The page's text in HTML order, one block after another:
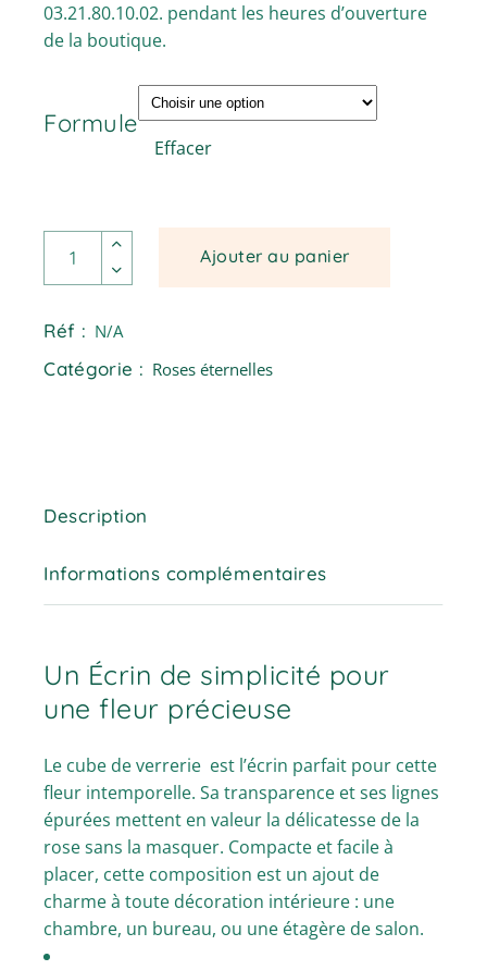
03.21.80.10.02. pendant les heures d’ouverture
de la boutique.
Formule
Effacer
Rose pâle : rose pâle dans une verrerie quantité
Ajouter au panier
Réf : N/A
Catégorie : Roses éternelles
Description
Informations complémentaires
Un Écrin de simplicité pour
une fleur précieuse
Le cube de verrerie est l’écrin parfait pour cette
fleur intemporelle. Sa transparence et ses lignes
épurées mettent en valeur la délicatesse de la
rose sans la masquer. Compacte et facile à
placer, cette composition est un ajout de
charme à toute décoration intérieure : une
chambre, un bureau, ou une étagère de salon.